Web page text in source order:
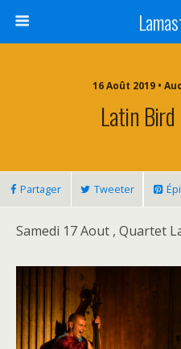
16 Août 2019 •
Latin Bird
Partager Tweeter
Samedi 17 Aout , Quartet